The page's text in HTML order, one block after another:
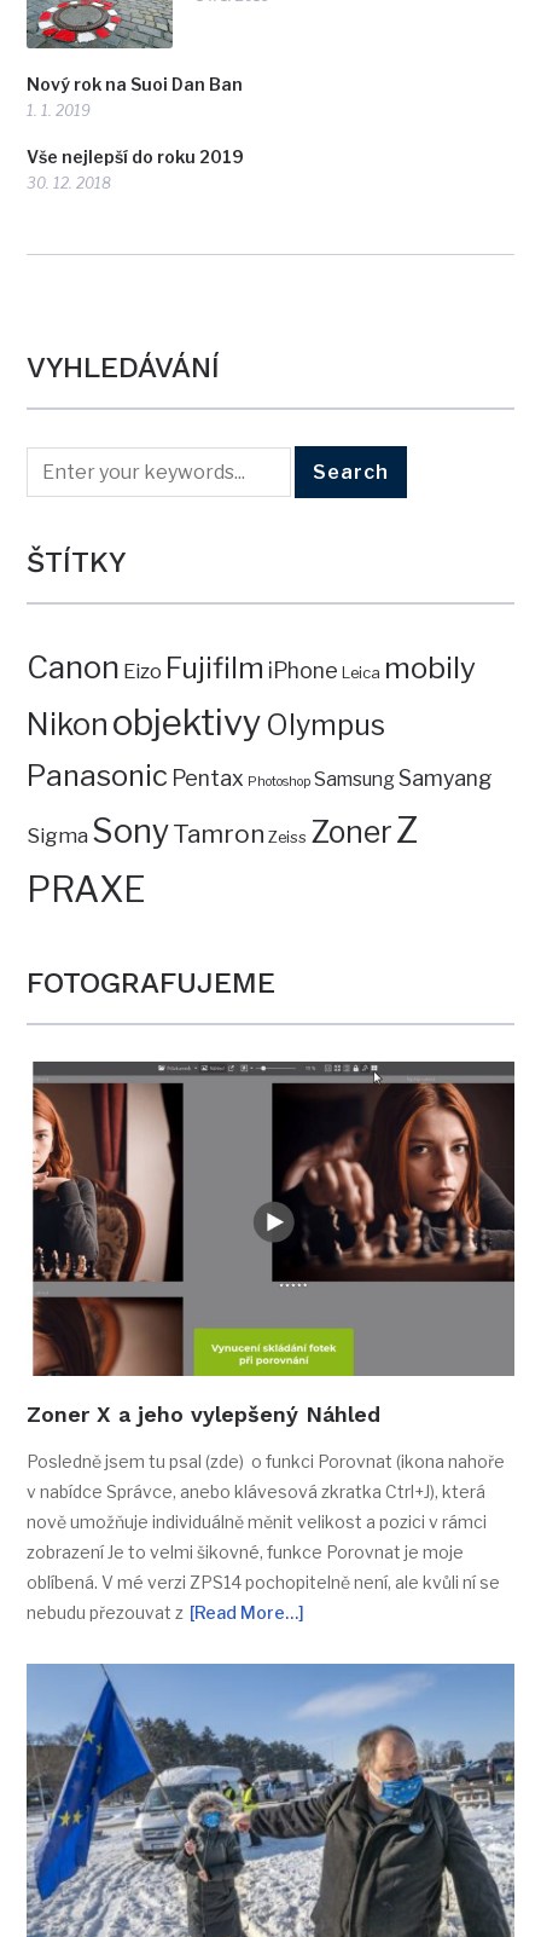
Nový rok na Suoi Dan Ban
1. 1. 2019
Vše nejlepší do roku 2019
30. 12. 2018
VYHLEDÁVÁNÍ
ŠTÍTKY
Canon Eizo Fujifilm iPhone Leica mobily
Nikon objektivy Olympus
Panasonic Pentax Photoshop SamsungSamyang
Sigma SonyTamron Zeiss ZonerZ
PRAXE
FOTOGRAFUJEME
Zoner X a jeho vylepšený Náhled
Posledně jsem tu psal (zde) o funkci Porovnat (ikona nahoře
v nabídce Správce, anebo klávesová zkratka Ctrl+J), která
nově umožňuje individuálně měnit velikost a pozici v rámci
zobrazení Je to velmi šikovné, funkce Porovnat je moje
oblíbená. V mé verzi ZPS14 pochopitelně není, ale kvůli ní se
nebudu přezouvat z [Read More…]